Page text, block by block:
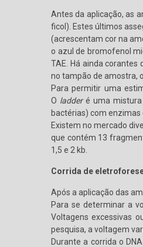
Antes da aplicação, as
ficol). Estes últimos
(acrescentam cor na
o azul de bromofenol
TAE. Há ainda
no tampão de amostra,
Para permitir uma
O ladderé uma mistura
bactérias) com
Existem no mercado
que contém 13
1,5 e 2 kb.
Corrida de
Após a aplicação das
Para se determinar a
Voltagens excessivas
pesquisa, a voltagem
Durante a corrida o